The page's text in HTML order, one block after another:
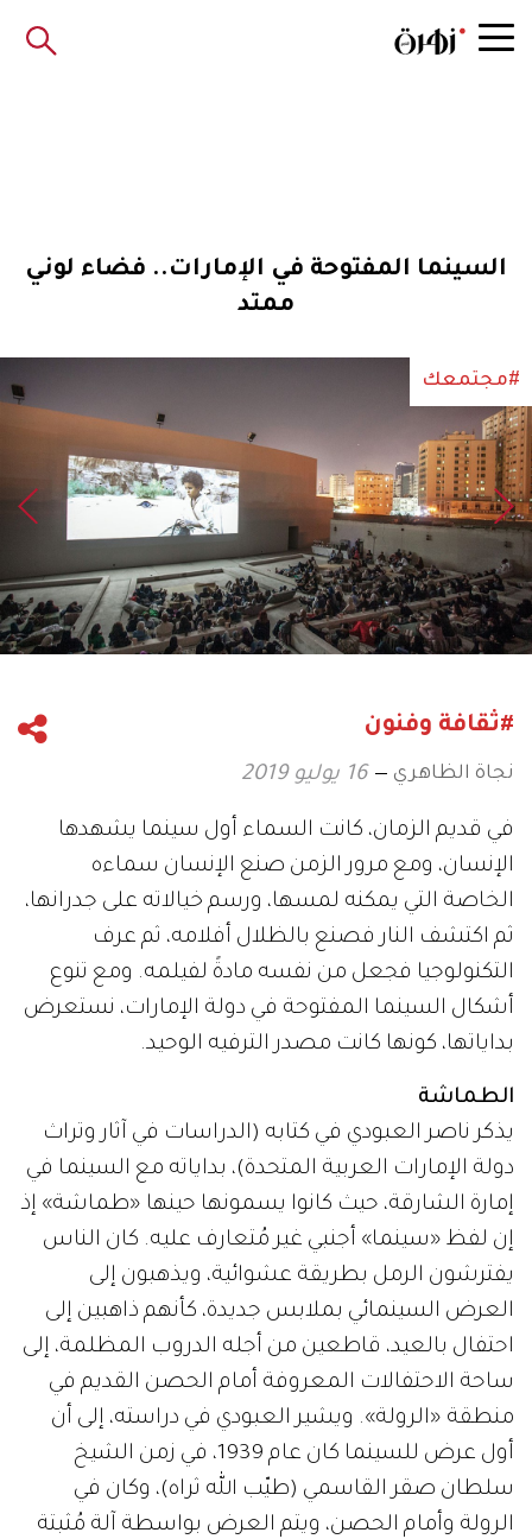
السينما المفتوحة في الإمارات.. فضاء لوني
ممتد
#مجتمعك
#ثقافة وفنون
نجاة الظاهري 16 يوليو 2019
في قديم الزمان، كانت السماء أول سينما يشهدها
الإنسان، ومع مرور الزمن صنع الإنسان سماءه
الخاصة التي يمكنه لمسها، ورسم خيالاته على جدرانها،
ثم اكتشف النار فصنع بالظلال أفلامه، ثم عرف
التكنولوجيا فجعل من نفسه مادةً لفيلمه. ومع تنوع
أشكال السينما المفتوحة في دولة الإمارات، نستعرض
بداياتها، كونها كانت مصدر الترفيه الوحيد.
الطماشة
يذكر ناصر العبودي في كتابه (الدراسات في آثار وتراث
دولة الإمارات العربية المتحدة)، بداياته مع السينما في
إمارة الشارقة، حيث كانوا يسمونها حينها «طماشة» إذ
إن لفظ «سينما» أجنبي غير مُتعارف عليه. كان الناس
يفترشون الرمل بطريقة عشوائية، ويذهبون إلى
العرض السينمائي بملابس جديدة، كأنهم ذاهبين إلى
احتفال بالعيد، قاطعين من أجله الدروب المظلمة، إلى
ساحة الاحتفالات المعروفة أمام الحصن القديم في
منطقة «الرولة». ويشير العبودي في دراسته، إلى أن
أول عرض للسينما كان عام 1939، في زمن الشيخ
سلطان صقر القاسمي (طيّب الله ثراه)، وكان في
الرولة وأمام الحصن، ويتم العرض بواسطة آلة مُثبتة